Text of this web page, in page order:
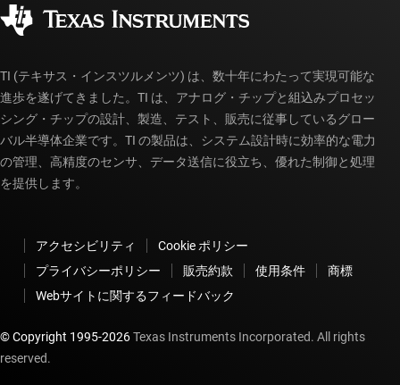
myTI アカウントの FAQ
TI (テキサス・インスツルメンツ) は、数十年にわたって実現可能な
進歩を遂げてきました。TI は、アナログ・チップと組込みプロセッ
シング・チップの設計、製造、テスト、販売に従事しているグロー
バル半導体企業です。TI の製品は、システム設計時に効率的な電力
の管理、高精度のセンサ、データ送信に役立ち、優れた制御と処理
を提供します。
アクセシビリティ
Cookie ポリシー
プライバシーポリシー
販売約款 使用条件
商標
Webサイトに関するフィードバック
© Copyright 1995-2026Texas Instruments Incorporated. All rights
reserved.